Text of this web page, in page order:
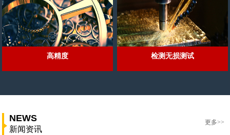
高精度 检测无损测试
NEWS
新闻资讯
更多>>